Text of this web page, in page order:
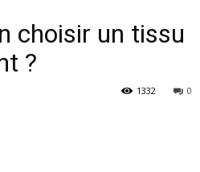
choisir un tissu
?
0
1332